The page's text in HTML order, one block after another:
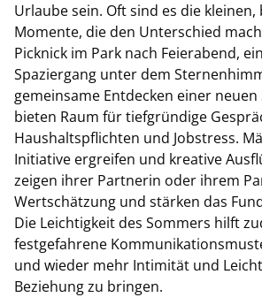
Urlaube sein. Oft sind es die kleinen,
Momente, die den Unterschied
Picknick im Park nach Feierabend,
Spaziergang unter dem
gemeinsame Entdecken einer
bieten Raum für tiefgründige
Haushaltspflichten und Jobstress.
Initiative ergreifen und kreative
zeigen ihrer Partnerin oder ihrem
Wertschätzung und stärken das
Die Leichtigkeit des Sommers hilft
festgefahrene
und wieder mehr Intimität und
Beziehung zu bringen.